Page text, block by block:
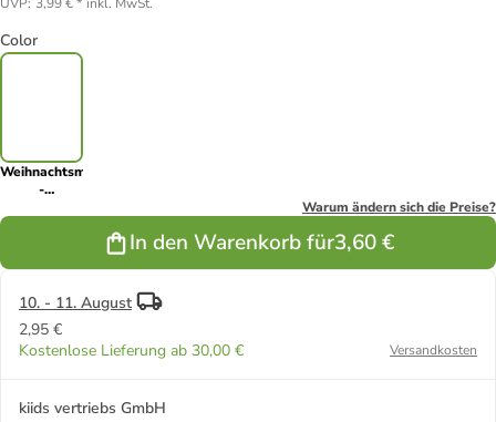
Color
Weihnachtsmann
-
- ab 3 Jahren
Warum ändern sich die Preise?
In den Warenkorb für3,60 €
10. - 11. August
2,95 €
Kostenlose Lieferung ab 30,00 €
Versandkosten
kiids vertriebs GmbH